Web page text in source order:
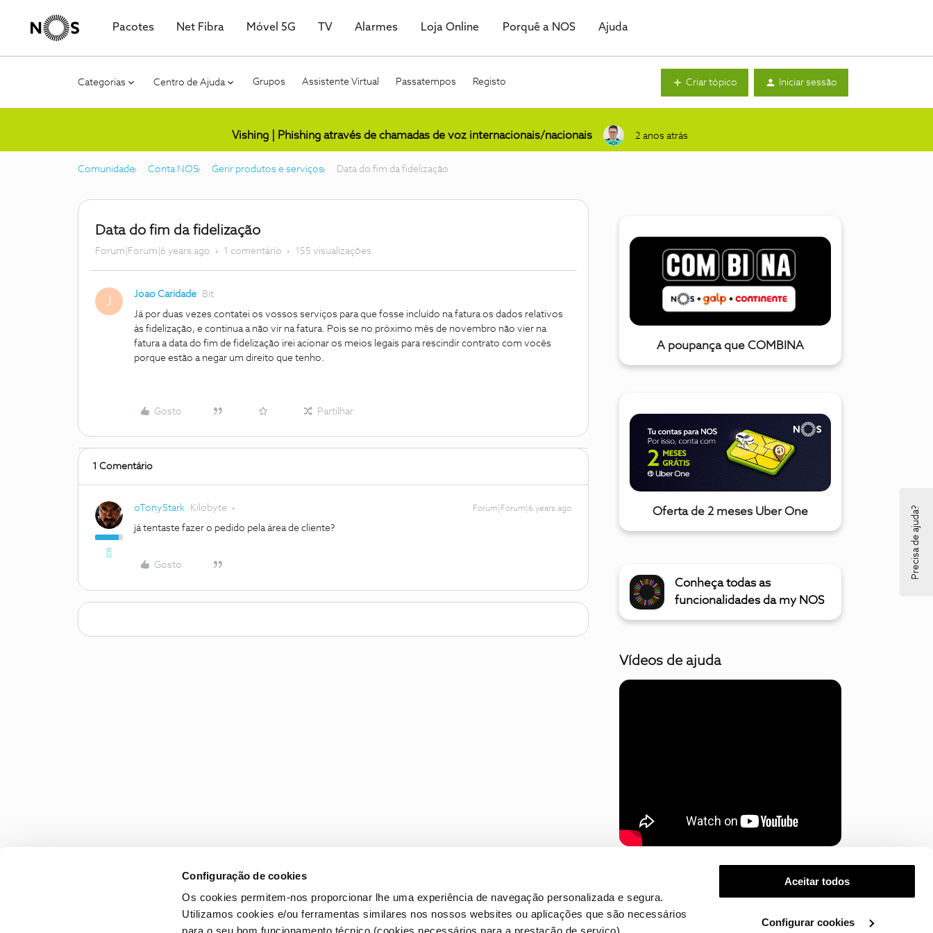
Configuração de cookies
Os cookies permitem-nos proporcionar lhe uma experiência de navegação personalizada e segura.
Utilizamos cookies e/ou ferramentas similares nos nossos websites ou aplicações que são necessários
Aceitar todos
Configurar cookies
Pacotes Net Fibra Móvel 5G TV Alarmes Loja Online Porquê a NOS Ajuda
Categorias Centro de Ajuda Grupos Assistente Virtual Passatempos Registo Criar tópico Iniciar sessão
Vishing | Phishing através de chamadas de voz internacionais/nacionais 2 anos atrás
Comunidade Conta NOS Gerir produtos e serviços Data do fim da fidelização
Data do fim da fidelização
Forum|Forum|6 years ago 1 comentário 155 visualizações
J Joao Caridade Bit
Já por duas vezes contatei os vossos serviços para que fosse incluído na fatura os dados relativos
às fidelização, e continua a não vir na fatura. Pois se no próximo mês de novembro não vier na
fatura a data do fim de fidelização irei acionar os meios legais para rescindir contrato com vocês
porque estão a negar um direito que tenho.
Gosto Partilhar
1 Comentário
oTonyStark Kilobyte Forum|Forum|6 years ago
já tentaste fazer o pedido pela área de cliente?
Gosto
A poupança que COMBINA
Oferta de 2 meses Uber One
Conheça todas as
funcionalidades da my NOS
Vídeos de ajuda
Precisa de ajuda?